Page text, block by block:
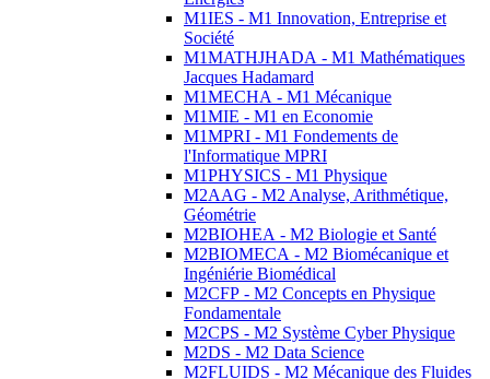
M1IES - M1 Innovation, Entreprise et
Société
M1MATHJHADA - M1 Mathématiques
Jacques Hadamard
M1MECHA - M1 Mécanique
M1MIE - M1 en Economie
M1MPRI - M1 Fondements de
l'Informatique MPRI
M1PHYSICS - M1 Physique
M2AAG - M2 Analyse, Arithmétique,
Géométrie
M2BIOHEA - M2 Biologie et Santé
M2BIOMECA - M2 Biomécanique et
Ingéniérie Biomédical
M2CFP - M2 Concepts en Physique
Fondamentale
M2CPS - M2 Système Cyber Physique
M2DS - M2 Data Science
M2FLUIDS - M2 Mécanique des Fluides